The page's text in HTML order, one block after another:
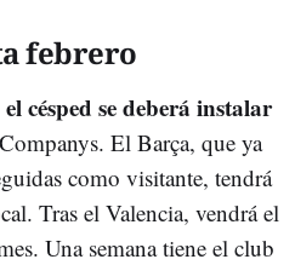
febrero
el césped se deberá instalar
El Barça, que ya
como visitante, tendrá
Tras el Valencia, vendrá el
Una semana tiene el club